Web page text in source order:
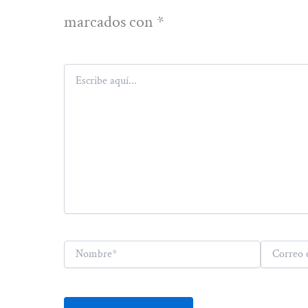
marcados con *
Escribe
aquí...
Nombre*
Correo
electrónico*